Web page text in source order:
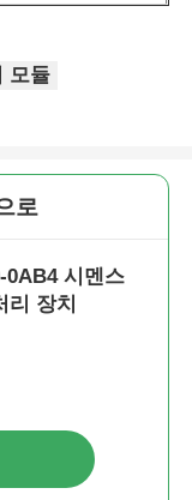
모듈
로
0AB4 시멘스
리 장치